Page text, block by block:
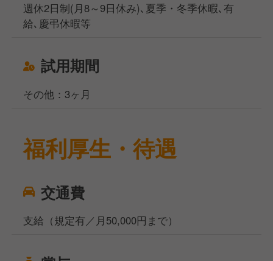
週休2日制(月8～9日休み)､夏季・冬季休暇､有
給､慶弔休暇等
試用期間
その他：3ヶ月
福利厚生・待遇
交通費
支給（規定有／月50,000円まで）